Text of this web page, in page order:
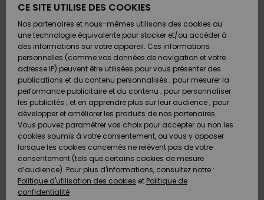
Chaussures
& Tongs
Surf
Snow
Nouveautés
Chaussures
& Tongs
Surf
Snow
Nouveautés
FEMME
A
Découvrir
Snow
SURF
Surf
Shop
Enfant
Highlights
Communauté
SNOW
Snow
Shop
Enfant
Snow
Shop
Femme
A
Découvrir
Communauté
OUTLET
Enfant
Outlet
Femme
AIDE &
CONTACT
Retours
Paiement
Carte
Cadeau
Quiksilver
Freedom
Protection
des
MAGASINS
CE SITE UTILISE DES COOKIES
Nos partenaires et nous-mêmes utilisons des cookies ou
une technologie équivalente pour stocker et/ou accéder à
des informations sur votre appareil. Ces informations
personnelles (comme vos données de navigation et votre
adresse IP) peuvent être utilisées pour vous présenter des
publications et du contenu personnalisés ; pour mesurer la
performance publicitaire et du contenu ; pour personnaliser
les publicités ; et en apprendre plus sur leur audience ; pour
développer et améliorer les produits de nos partenaires.
Vous pouvez paramétrer vos choix pour accepter ou non les
cookies soumis à votre consentement, ou vous y opposer
lorsque les cookies concernés ne relèvent pas de votre
consentement (tels que certains cookies de mesure
d’audience). Pour plus d'informations, consultez notre :
Politique d'utilisation des cookies et Politique de
confidentialité